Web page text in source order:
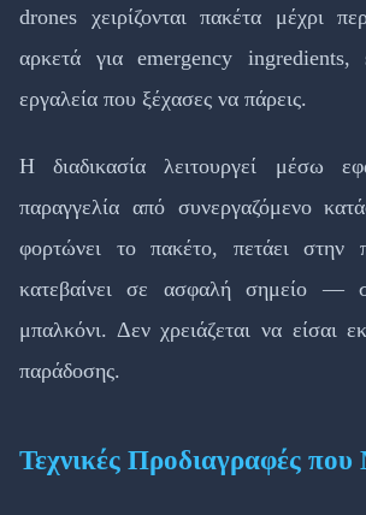
drones χειρίζονται πακέτα μέχρι
αρκετά για emergency
εργαλεία που ξέχασες να πάρεις.
Η διαδικασία λειτουργεί μέσω
παραγγελία από συνεργαζόμενο
φορτώνει το πακέτο, πετάει στην
κατεβαίνει σε ασφαλή σημείο —
μπαλκόνι. Δεν χρειάζεται να είσαι
παράδοσης.
Τεχνικές Προδιαγραφές